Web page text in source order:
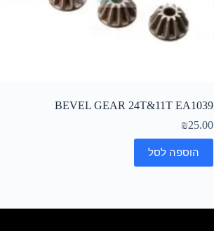
BEVEL GEAR 24T&11T EA1039
₪25.00
הוספה לסל